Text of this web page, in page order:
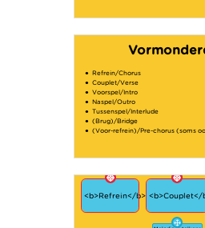
Refrein/Chorus
Couplet/Verse
Voorspel/Intro
Naspel/Outro
Tussenspel/Interlude
(Brug)/Bridge
(Voor-refrein)/Pre-chorus (soms
<b>Refrein</b> <b>Couplet</